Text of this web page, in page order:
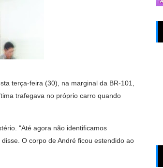
terça-feira (30), na marginal da BR-101,
trafegava no próprio carro quando
"Até agora não identificamos
O corpo de André ficou estendido ao